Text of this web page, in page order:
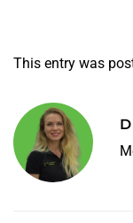
This entry was